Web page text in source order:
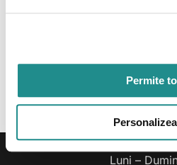
Permite
tradiționale franțuzești, cu
READ POST
Program
Luni –